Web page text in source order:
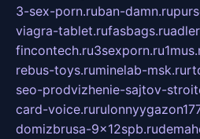
3-sex-porn.ruban-damn.ru
viagra-tablet.rufasbags.ru
fincontech.ru3sexporn.ru
rebus-toys.ruminelab-msk.ru
seo-prodvizhenie-sajtov-
card-voice.ru
domizbrusa-9x12spb.ru